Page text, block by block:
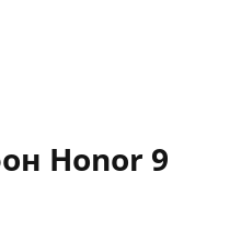
Honor 9